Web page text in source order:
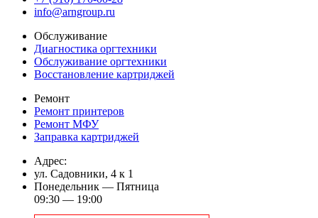
info@arngroup.ru
Обслуживание
Диагностика оргтехники
Обслуживание оргтехники
Восстановление картриджей
Ремонт
Ремонт принтеров
Ремонт МФУ
Заправка картриджей
Адрес:
ул. Садовники, 4 к 1
Понедельник — Пятница
09:30 — 19:00